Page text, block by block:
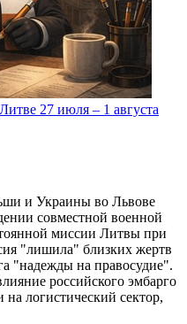
27 июля – 1 августа
и Украины во Львове
совместной военной
миссии Литвы при
"лишила" близких жертв
"надежды на правосудие".
российского эмбарго
логистический сектор,